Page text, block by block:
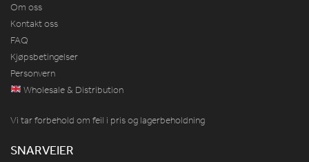
Om oss
Kontakt oss
FAQ
Kjøpsbetingelser
Personvern
Wholesale & Distribution
Vi tar forbehold om feil i pris og lagerbeholdning
SNARVEIER